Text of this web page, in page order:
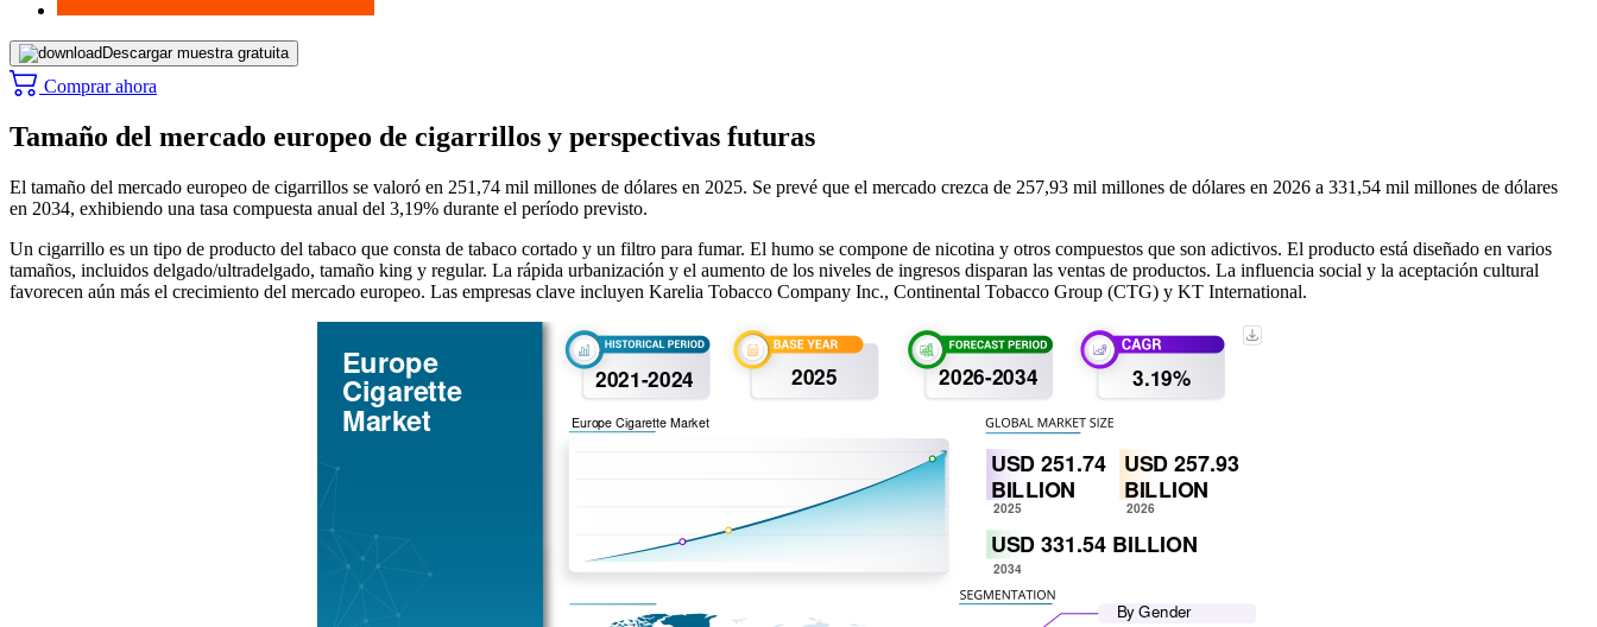
Descargar muestra gratuita
Comprar ahora
Tamaño del mercado europeo de cigarrillos y perspectivas futuras
El tamaño del mercado europeo de cigarrillos se valoró en 251,74 mil millones de dólares en 2025. Se prevé que el mercado crezca de 257,93 mil millones de dólares en 2026 a 331,54 mil millones de dólares
en 2034, exhibiendo una tasa compuesta anual del 3,19% durante el período previsto.
Un cigarrillo es un tipo de producto del tabaco que consta de tabaco cortado y un filtro para fumar. El humo se compone de nicotina y otros compuestos que son adictivos. El producto está diseñado en varios
tamaños, incluidos delgado/ultradelgado, tamaño king y regular. La rápida urbanización y el aumento de los niveles de ingresos disparan las ventas de productos. La influencia social y la aceptación cultural
favorecen aún más el crecimiento del mercado europeo. Las empresas clave incluyen Karelia Tobacco Company Inc., Continental Tobacco Group (CTG) y KT International.